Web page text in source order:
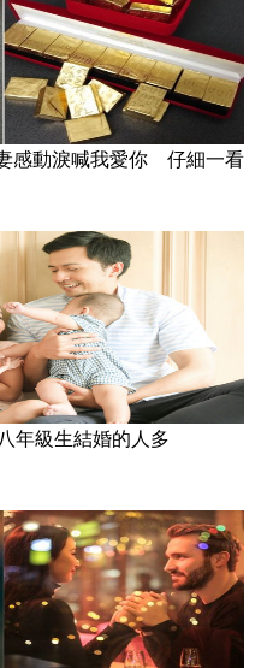
感動淚喊我愛你 仔細一看
年級生結婚的人多